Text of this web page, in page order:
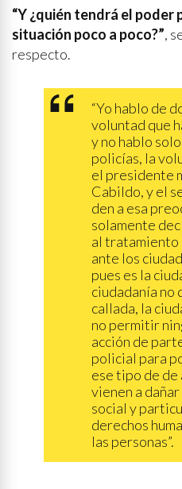
“Y ¿quién tendrá el poder
situación poco a poco?”,
respecto.
“Yo hablo de
voluntad que
y no hablo
policías, la
el presidente
Cabildo, y el
den a esa
solamente
al tratamiento
ante los
pues es la
ciudadanía no
callada, la
no permitir
acción de
policial para
ese tipo de
vienen a
social y
derechos
las personas”.